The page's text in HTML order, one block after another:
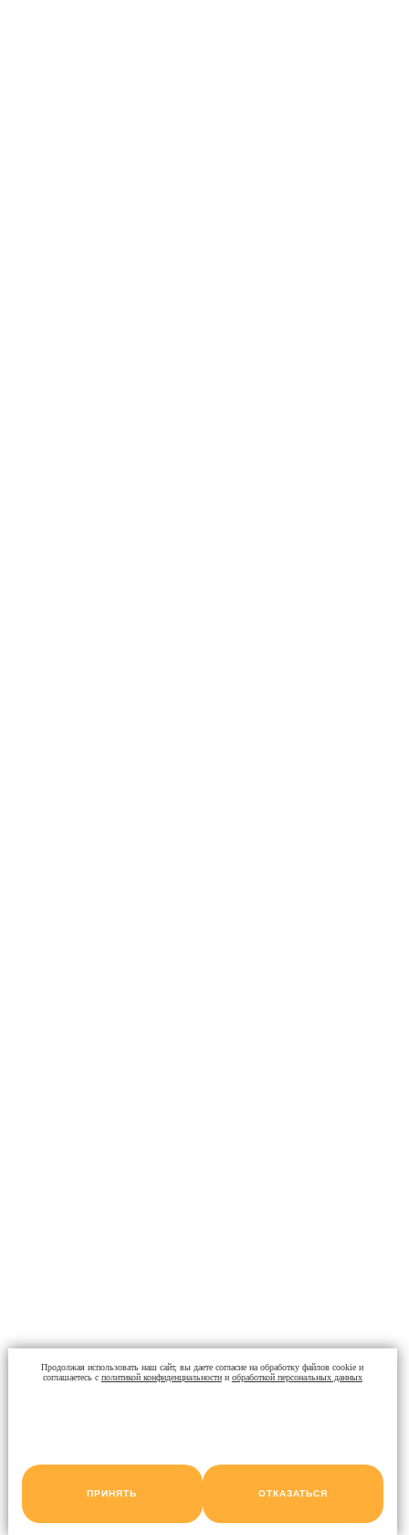
Продолжая использовать наш сайт, вы даете согласие на обработку файлов cookie и
соглашаетесь с политикой конфиденциальностии обработкой персональных данных
ПРИНЯТЬ ОТКАЗАТЬСЯ